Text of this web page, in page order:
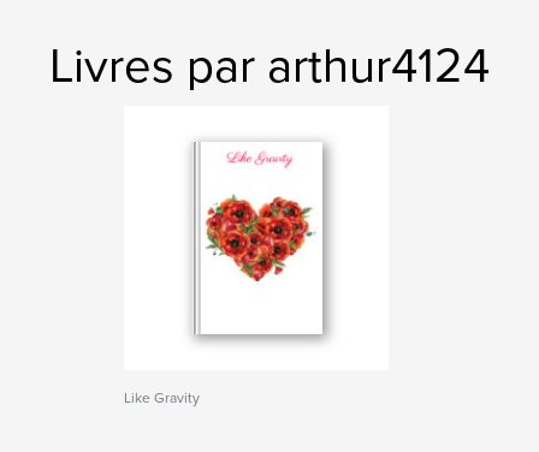
Livres par arthur4124
Like Gravity